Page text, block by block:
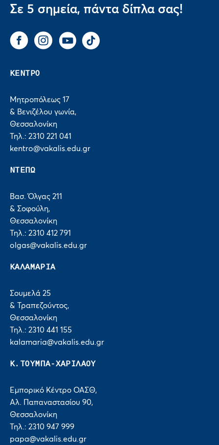
Σε 5 σημεία, πάντα δίπλα σας!
FacebookInstagram
You Tube Tik Tok
ΚΕΝΤΡΟ
Μητροπόλεως 17
& Βενιζέλου γωνία,
Θεσσαλονίκη
Τηλ.: 2310 221 041
kentro@vakalis.edu.gr
ΝΤΕΠΩ
Βασ. Όλγας 211
& Σοφούλη,
Θεσσαλονίκη
Τηλ.: 2310 412 791
olgas@vakalis.edu.gr
ΚΑΛΑΜΑΡΙΑ
Σουμελά 25
& Τραπεζούντος,
Θεσσαλονίκη
Τηλ.: 2310 441 155
kalamaria@vakalis.edu.gr
Κ.ΤΟΥΜΠΑ-ΧΑΡΙΛΑΟΥ
Εμπορικό Κέντρο ΟΑΣΘ,
Αλ. Παπαναστασίου 90,
Θεσσαλονίκη
Τηλ.: 2310 947 999
papa@vakalis.edu.gr